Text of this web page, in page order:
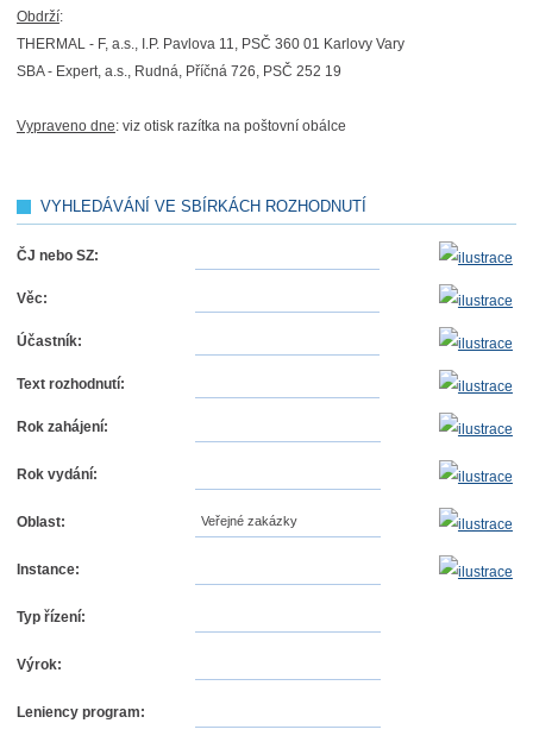
Obdrží:
THERMAL - F, a.s., I.P. Pavlova 11, PSČ 360 01 Karlovy Vary
SBA - Expert, a.s., Rudná, Příčná 726, PSČ 252 19
Vypraveno dne: viz otisk razítka na poštovní obálce
VYHLEDÁVÁNÍ VE SBÍRKÁCH ROZHODNUTÍ
ČJ nebo SZ:
Věc:
Účastník:
Text rozhodnutí:
Rok zahájení:
Rok vydání:
Oblast: Veřejné zakázky
Instance:
Typ řízení:
Výrok:
Leniency program: